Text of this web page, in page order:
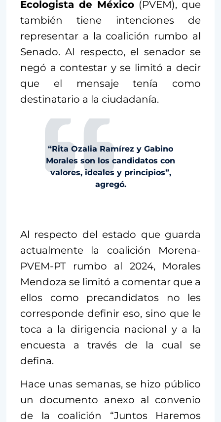
Ecologista de México (PVEM), que
también tiene intenciones de
representar a la coalición rumbo al
Senado. Al respecto, el senador se
negó a contestar y se limitó a decir
que el mensaje tenía como
destinatario a la ciudadanía.
“Rita Ozalia Ramírez y Gabino
Morales son los candidatos con
valores, ideales y principios”,
agregó.
Al respecto del estado que guarda
actualmente la coalición Morena-
PVEM-PT rumbo al 2024, Morales
Mendoza se limitó a comentar que a
ellos como precandidatos no les
corresponde definir eso, sino que le
toca a la dirigencia nacional y a la
encuesta a través de la cual se
defina.
Hace unas semanas, se hizo público
un documento anexo al convenio
de la coalición “Juntos Haremos